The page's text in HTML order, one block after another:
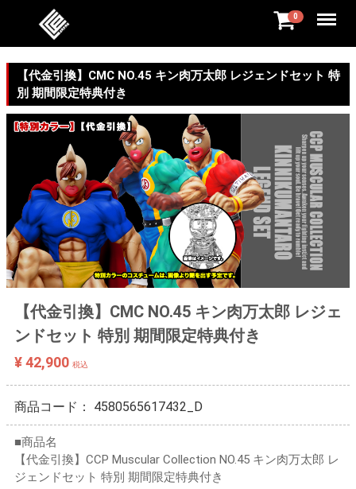
0 Menu
【代金引換】CMC NO.45 キン肉万太郎 レジェンドセット 特
別 期間限定特典付き
【代金引換】CMC NO.45 キン肉万太郎 レジェ
ンドセット 特別 期間限定特典付き
¥ 42,900 税込
商品コード： 4580565617432_D
■商品名
【代金引換】CCP Muscular Collection NO.45 キン肉万太郎 レ
ジェンドセット 特別 期間限定特典付き